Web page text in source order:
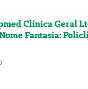
Clínica Geral
Fantasia: